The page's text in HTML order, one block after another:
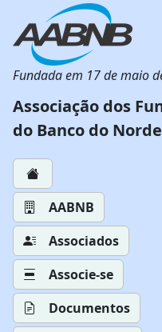
Fundada em 17 de maio
Associação dos
do Banco do
AABNB
Associados
Associe-se
Documentos